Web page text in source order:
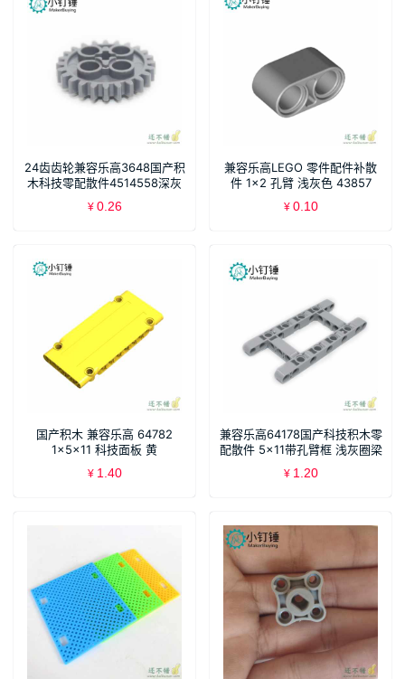
24齿齿轮兼容乐高3648国产积
木科技零配散件4514558深灰
¥ 0.26
兼容乐高LEGO 零件配件补散
件 1×2 孔臂 浅灰色 43857
4211862
¥ 0.10
国产积木 兼容乐高 64782
1×5×11 科技面板 黄
¥ 1.40
兼容乐高64178国产科技积木零
配散件 5×11带孔臂框 浅灰圈梁
¥ 1.20